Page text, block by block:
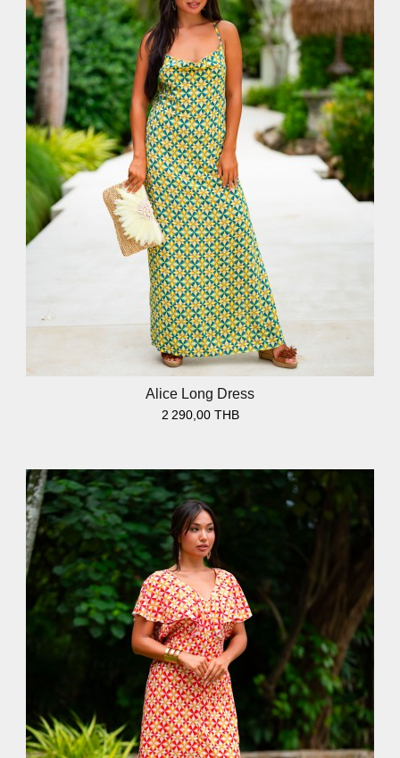
Alice Long Dress
2 290,00 THB